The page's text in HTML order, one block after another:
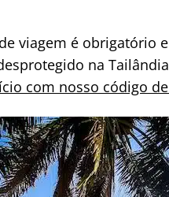
viagem é obrigatório
na
com nosso código